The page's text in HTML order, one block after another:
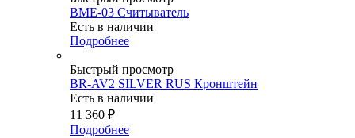
BME-03 Считыватель
Есть в наличии
Подробнее
Быстрый просмотр
BR-AV2 SILVER RUS Кронштейн
Есть в наличии
11 360 ₽
Подробнее